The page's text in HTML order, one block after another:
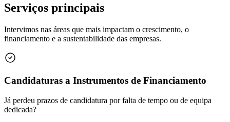
Serviços principais
Intervimos nas áreas que mais impactam o crescimento, o
financiamento e a sustentabilidade das empresas.
Candidaturas a Instrumentos de Financiamento
Já perdeu prazos de candidatura por falta de tempo ou de equipa
dedicada?